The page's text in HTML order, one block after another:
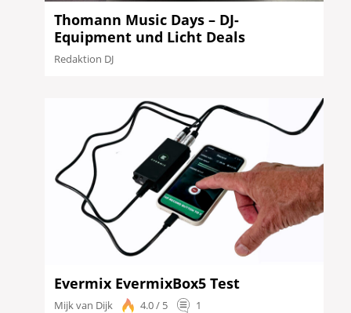
Thomann Music Days – DJ-
Equipment und Licht Deals
Redaktion DJ
Evermix EvermixBox5 Test
Mijk van Dijk 4.0 / 5 1